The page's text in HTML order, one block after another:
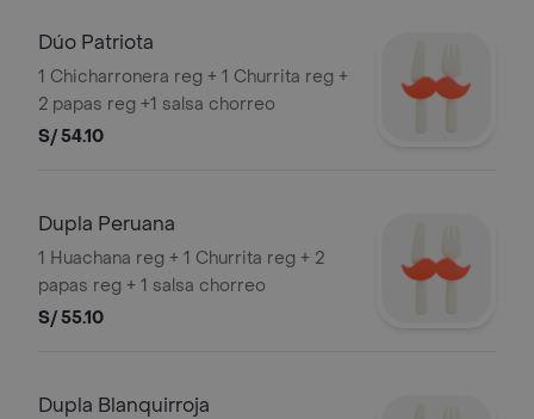
Dúo Patriota
1 Chicharronera reg + 1 Churrita reg +
2 papas reg +1 salsa chorreo
S/ 54.10
Dupla Peruana
1 Huachana reg + 1 Churrita reg + 2
papas reg + 1 salsa chorreo
S/ 55.10
Dupla Blanquirroja